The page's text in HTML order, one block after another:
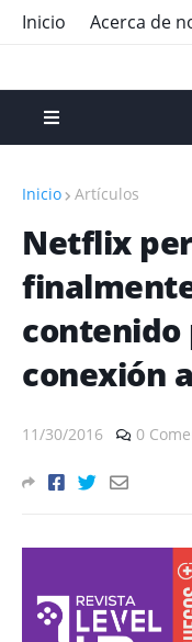
Inicio Acerca de
Inicio Artículos
Netflix
contenido
conexión
11/30/2016 0